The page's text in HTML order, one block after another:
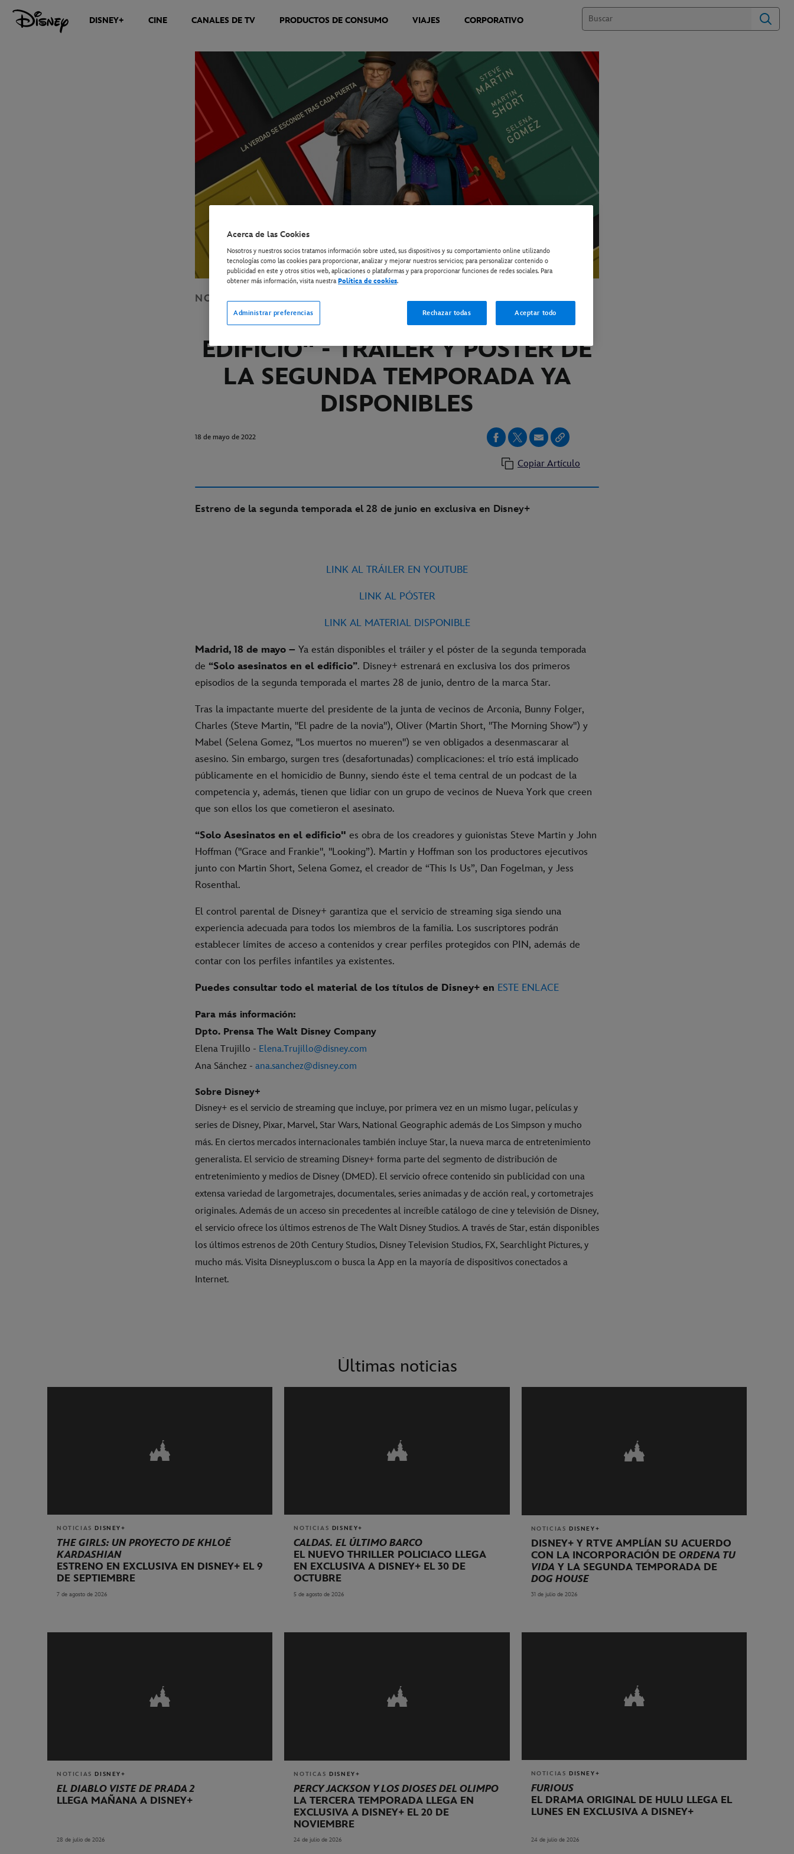
DISNEY+ CINE CANALES DE TV PRODUCTOS DE CONSUMO VIAJES CORPORATIVO
NOTICIA DISNEY+
“SOLO ASESINATOS EN EL
EDIFICIO" - TRÁILER Y PÓSTER DE
LA SEGUNDA TEMPORADA YA
DISPONIBLES
18 de mayo de 2022
Copiar Artículo
Estreno de la segunda temporada el 28 de junio en exclusiva en Disney+
LINK AL TRÁILER EN YOUTUBE
LINK AL PÓSTER
LINK AL MATERIAL DISPONIBLE
Madrid, 18 de mayo – Ya están disponibles el tráiler y el póster de la segunda temporada
de “Solo asesinatos en el edificio”. Disney+ estrenará en exclusiva los dos primeros
episodios de la segunda temporada el martes 28 de junio, dentro de la marca Star.
Tras la impactante muerte del presidente de la junta de vecinos de Arconia, Bunny Folger,
Charles (Steve Martin, "El padre de la novia"), Oliver (Martin Short, "The Morning Show") y
Mabel (Selena Gomez, "Los muertos no mueren") se ven obligados a desenmascarar al
asesino. Sin embargo, surgen tres (desafortunadas) complicaciones: el trío está implicado
públicamente en el homicidio de Bunny, siendo éste el tema central de un podcast de la
competencia y, además, tienen que lidiar con un grupo de vecinos de Nueva York que creen
que son ellos los que cometieron el asesinato.
“Solo Asesinatos en el edificio" es obra de los creadores y guionistas Steve Martin y John
Hoffman ("Grace and Frankie", "Looking”). Martin y Hoffman son los productores ejecutivos
junto con Martin Short, Selena Gomez, el creador de “This Is Us”, Dan Fogelman, y Jess
Rosenthal.
El control parental de Disney+ garantiza que el servicio de streaming siga siendo una
experiencia adecuada para todos los miembros de la familia. Los suscriptores podrán
establecer límites de acceso a contenidos y crear perfiles protegidos con PIN, además de
contar con los perfiles infantiles ya existentes.
Puedes consultar todo el material de los títulos de Disney+ en ESTE ENLACE
Para más información:
Dpto. Prensa The Walt Disney Company
Elena Trujillo - Elena.Trujillo@disney.com
Ana Sánchez - ana.sanchez@disney.com
Sobre Disney+
Disney+ es el servicio de streaming que incluye, por primera vez en un mismo lugar, películas y
series de Disney, Pixar, Marvel, Star Wars, National Geographic además de Los Simpson y mucho
más. En ciertos mercados internacionales también incluye Star, la nueva marca de entretenimiento
generalista. El servicio de streaming Disney+ forma parte del segmento de distribución de
entretenimiento y medios de Disney (DMED). El servicio ofrece contenido sin publicidad con una
extensa variedad de largometrajes, documentales, series animadas y de acción real, y cortometrajes
originales. Además de un acceso sin precedentes al increíble catálogo de cine y televisión de Disney,
el servicio ofrece los últimos estrenos de The Walt Disney Studios. A través de Star, están disponibles
los últimos estrenos de 20th Century Studios, Disney Television Studios, FX, Searchlight Pictures, y
mucho más. Visita Disneyplus.com o busca la App en la mayoría de dispositivos conectados a
Internet.
Últimas noticias
NOTICIAS DISNEY+
THE GIRLS: UN PROYECTO DE KHLOÉ
KARDASHIAN
ESTRENO EN EXCLUSIVA EN DISNEY+ EL 9
DE SEPTIEMBRE
7 de agosto de 2026
NOTICIAS DISNEY+
CALDAS. EL ÚLTIMO BARCO
EL NUEVO THRILLER POLICIACO LLEGA
EN EXCLUSIVA A DISNEY+ EL 30 DE
OCTUBRE
5 de agosto de 2026
NOTICIAS DISNEY+
DISNEY+ Y RTVE AMPLÍAN SU ACUERDO
CON LA INCORPORACIÓN DE ORDENA TU
VIDA Y LA SEGUNDA TEMPORADA DE
DOG HOUSE
31 de julio de 2026
NOTICIAS DISNEY+
EL DIABLO VISTE DE PRADA 2
LLEGA MAÑANA A DISNEY+
28 de julio de 2026
NOTICAS DISNEY+
PERCY JACKSON Y LOS DIOSES DEL OLIMPO
LA TERCERA TEMPORADA LLEGA EN
EXCLUSIVA A DISNEY+ EL 20 DE
NOVIEMBRE
24 de julio de 2026
NOTICIAS DISNEY+
FURIOUS
EL DRAMA ORIGINAL DE HULU LLEGA EL
LUNES EN EXCLUSIVA A DISNEY+
24 de julio de 2026
Acerca de las Cookies
Nosotros y nuestros socios tratamos información sobre usted, sus dispositivos y su comportamiento online utilizando
tecnologías como las cookies para proporcionar, analizar y mejorar nuestros servicios; para personalizar contenido o
publicidad en este y otros sitios web, aplicaciones o plataformas y para proporcionar funciones de redes sociales. Para
obtener más información, visita nuestraPolítica de cookies.
Administrar preferencias Rechazar todas Aceptar todo